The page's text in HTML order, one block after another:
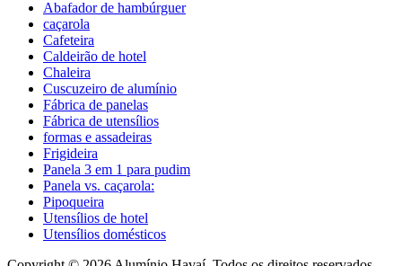
Abafador de hambúrguer
caçarola
Cafeteira
Caldeirão de hotel
Chaleira
Cuscuzeiro de alumínio
Fábrica de panelas
Fábrica de utensílios
formas e assadeiras
Frigideira
Panela 3 em 1 para pudim
Panela vs. caçarola:
Pipoqueira
Utensílios de hotel
Utensílios domésticos